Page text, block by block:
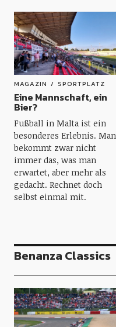
MAGAZIN SPORTPLATZ
Eine Mannschaft, ein
Bier?
Fußball in Malta ist ein
besonderes Erlebnis. Man
bekommt zwar nicht
immer das, was man
erwartet, aber mehr als
gedacht. Rechnet doch
selbst einmal mit.
Benanza Classics